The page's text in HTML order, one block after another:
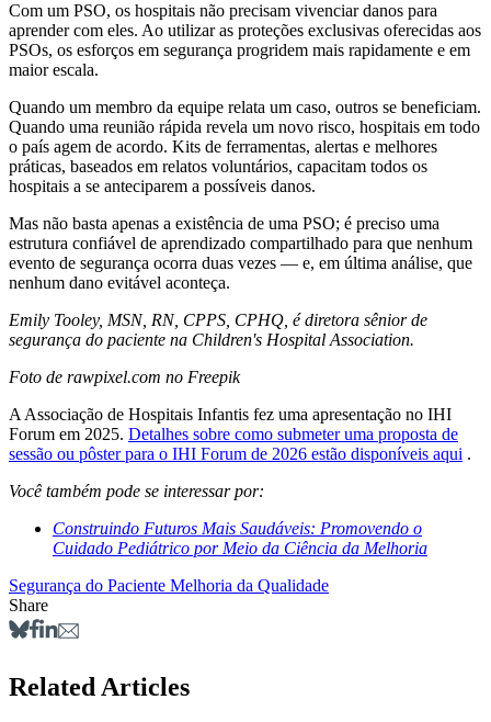
Com um PSO, os hospitais não precisam vivenciar danos para
aprender com eles. Ao utilizar as proteções exclusivas oferecidas aos
PSOs, os esforços em segurança progridem mais rapidamente e em
maior escala.
Quando um membro da equipe relata um caso, outros se beneficiam.
Quando uma reunião rápida revela um novo risco, hospitais em todo
o país agem de acordo. Kits de ferramentas, alertas e melhores
práticas, baseados em relatos voluntários, capacitam todos os
hospitais a se anteciparem a possíveis danos.
Mas não basta apenas a existência de uma PSO; é preciso uma
estrutura confiável de aprendizado compartilhado para que nenhum
evento de segurança ocorra duas vezes — e, em última análise, que
nenhum dano evitável aconteça.
Emily Tooley, MSN, RN, CPPS, CPHQ, é diretora sênior de
segurança do paciente na Children's Hospital Association.
Foto de rawpixel.com no Freepik
A Associação de Hospitais Infantis fez uma apresentação no IHI
Forum em 2025. Detalhes sobre como submeter uma proposta de
sessão ou pôster para o IHI Forum de 2026 estão disponíveis aqui .
Você também pode se interessar por:
Construindo Futuros Mais Saudáveis: Promovendo o
Cuidado Pediátrico por Meio da Ciência da Melhoria
Segurança do Paciente Melhoria da Qualidade
Share
Related Articles